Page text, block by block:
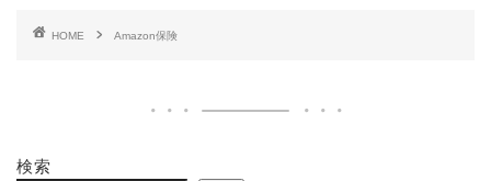
HOME Amazon保険
検索